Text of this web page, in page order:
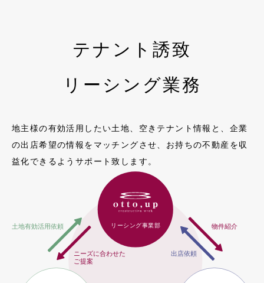
テナント誘致
リーシング業務
地主様の有効活用したい土地、空きテナント情報と、企業
の出店希望の情報をマッチングさせ、お持ちの不動産を収
益化できるようサポート致します。